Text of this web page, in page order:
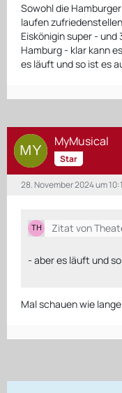
Sowohl die
laufen
Eiskönigin super - und
Hamburg - klar kann
es läuft und so ist es
MyMusical
Star
28. November 2024 um
Zitat von
- aber es läuft und
Mal schauen wie